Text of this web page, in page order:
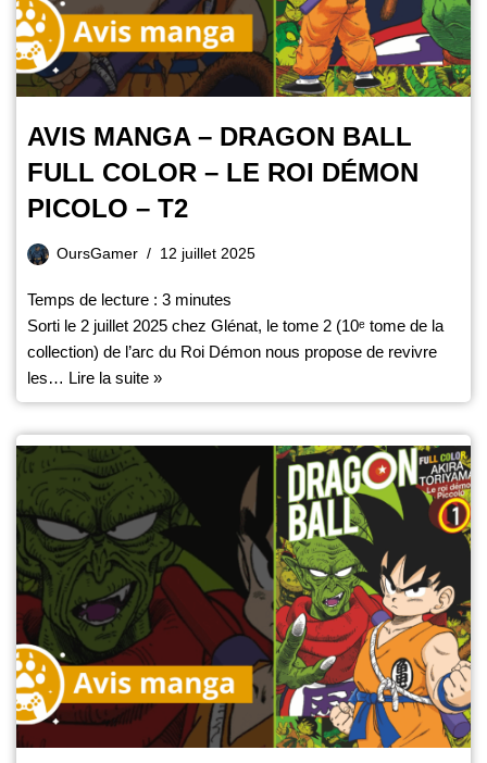
AVIS MANGA – DRAGON BALL
FULL COLOR – LE ROI DÉMON
PICOLO – T2
OursGamer 12 juillet 2025
Temps de lecture : 3 minutes
Sorti le 2 juillet 2025 chez Glénat, le tome 2 (10ᵉ tome de la
collection) de l’arc du Roi Démon nous propose de revivre
les… Lire la suite »